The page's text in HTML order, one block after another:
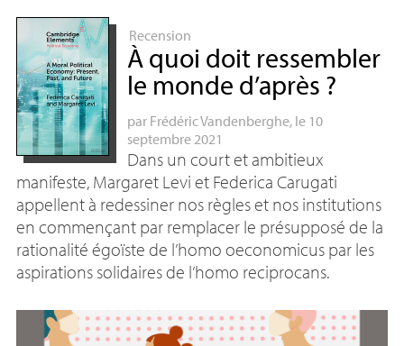
Recension
À quoi doit ressembler
le monde d’après ?
par Frédéric Vandenberghe, le 10
septembre 2021
Dans un court et ambitieux
manifeste, Margaret Levi et Federica Carugati
appellent à redessiner nos règles et nos institutions
en commençant par remplacer le présupposé de la
rationalité égoïste de l’homo oeconomicus par les
aspirations solidaires de l’homo reciprocans.